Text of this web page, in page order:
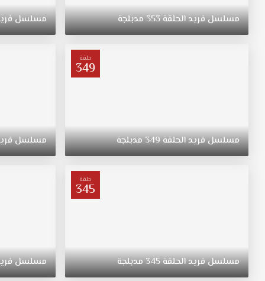
مسلسل
فريد
الطائش
والمتهور
درسا،
أن
يزوجه
بابنة
مسلسلفريدالحلقة353مدبلجة مسلسل
حلقة
349
مسلسلفريدالحلقة349مدبلجة مسلسل
حلقة
345
مسلسلفريدالحلقة345مدبلجة مسلسل